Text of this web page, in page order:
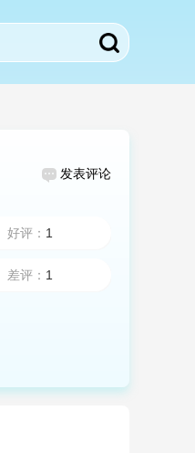
发表评论
好评： 1
差评： 1